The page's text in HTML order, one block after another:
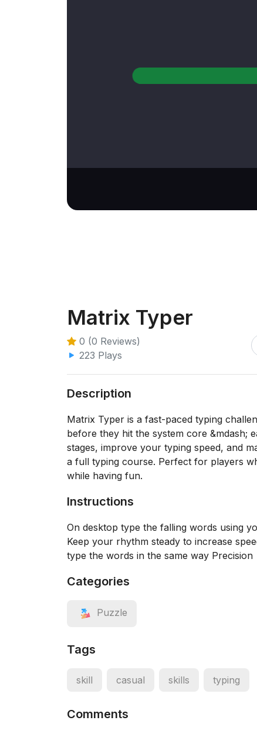
Matrix Typer
0 (0 Reviews)
223 Plays
Description
Matrix Typer is a fast-paced typing
before they hit the system core
stages, improve your typing speed, and
a full typing course. Perfect for players
while having fun.
Instructions
On desktop type the falling words using
Keep your rhythm steady to increase
type the words in the same way Precision
Categories
Puzzle
Tags
skill casual skills typing
Comments